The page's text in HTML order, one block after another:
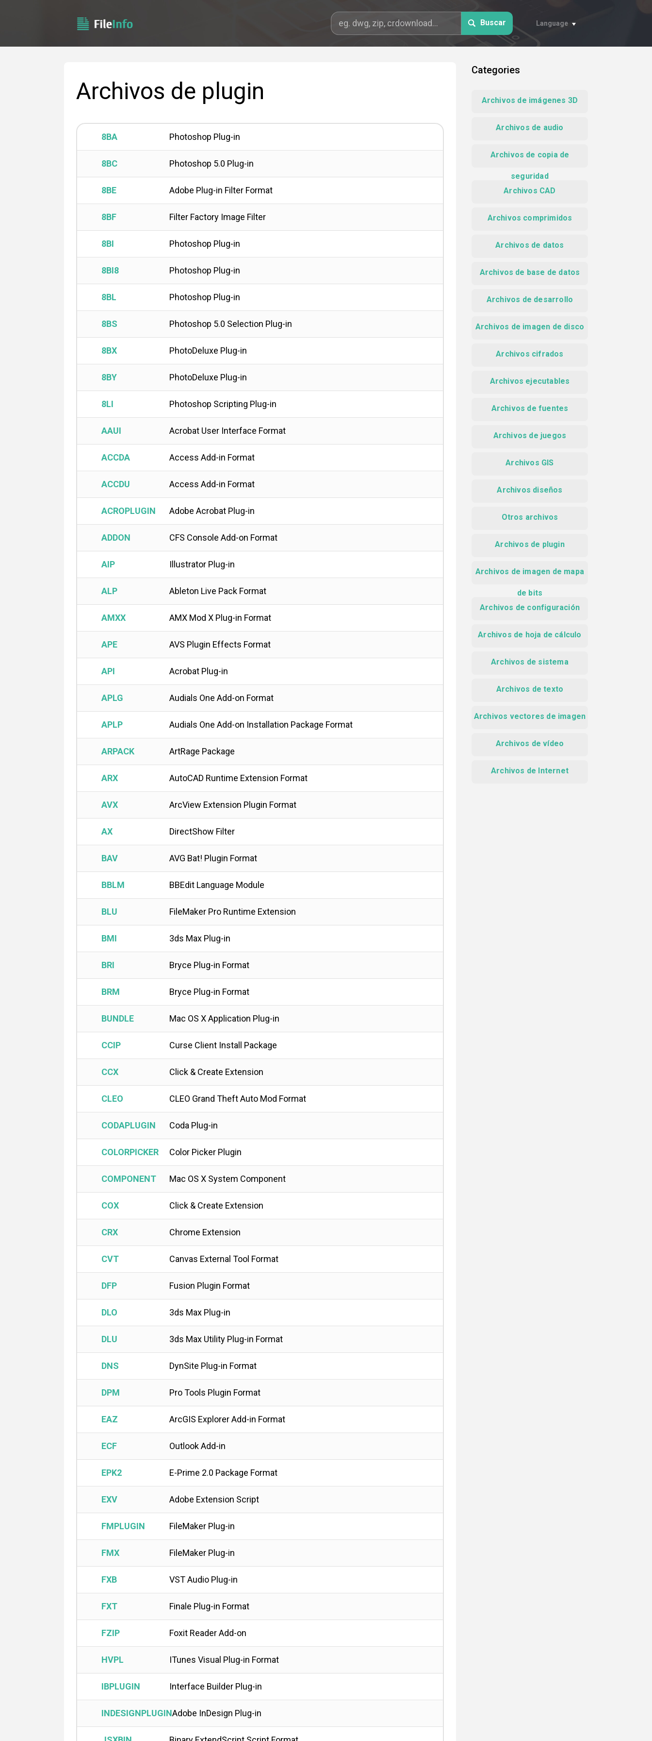
Buscar Language
Archivos de plugin
8BA Photoshop Plug-in
8BC Photoshop 5.0 Plug-in
8BE Adobe Plug-in Filter Format
8BF Filter Factory Image Filter
8BI Photoshop Plug-in
8BI8 Photoshop Plug-in
8BL Photoshop Plug-in
8BS Photoshop 5.0 Selection Plug-in
8BX PhotoDeluxe Plug-in
8BY PhotoDeluxe Plug-in
8LI Photoshop Scripting Plug-in
AAUI Acrobat User Interface Format
ACCDA Access Add-in Format
ACCDU Access Add-in Format
ACROPLUGIN Adobe Acrobat Plug-in
ADDON CFS Console Add-on Format
AIP Illustrator Plug-in
ALP Ableton Live Pack Format
AMXX AMX Mod X Plug-in Format
APE AVS Plugin Effects Format
API Acrobat Plug-in
APLG Audials One Add-on Format
APLP Audials One Add-on Installation Package Format
ARPACK ArtRage Package
ARX AutoCAD Runtime Extension Format
AVX ArcView Extension Plugin Format
AX DirectShow Filter
BAV AVG Bat! Plugin Format
BBLM BBEdit Language Module
BLU FileMaker Pro Runtime Extension
BMI 3ds Max Plug-in
BRI Bryce Plug-in Format
BRM Bryce Plug-in Format
BUNDLE Mac OS X Application Plug-in
CCIP Curse Client Install Package
CCX Click & Create Extension
CLEO CLEO Grand Theft Auto Mod Format
CODAPLUGIN Coda Plug-in
COLORPICKER Color Picker Plugin
COMPONENT Mac OS X System Component
COX Click & Create Extension
CRX Chrome Extension
CVT Canvas External Tool Format
DFP Fusion Plugin Format
DLO 3ds Max Plug-in
DLU 3ds Max Utility Plug-in Format
DNS DynSite Plug-in Format
DPM Pro Tools Plugin Format
EAZ ArcGIS Explorer Add-in Format
ECF Outlook Add-in
EPK2 E-Prime 2.0 Package Format
EXV Adobe Extension Script
FMPLUGIN FileMaker Plug-in
FMX FileMaker Plug-in
FXB VST Audio Plug-in
FXT Finale Plug-in Format
FZIP Foxit Reader Add-on
HVPL ITunes Visual Plug-in Format
IBPLUGIN Interface Builder Plug-in
INDESIGNPLUGINAdobe InDesign Plug-in
Categories
Archivos de imágenes 3D
Archivos de audio
Archivos de copia de
seguridad
Archivos CAD
Archivos comprimidos
Archivos de datos
Archivos de base de datos
Archivos de desarrollo
Archivos de imagen de disco
Archivos cifrados
Archivos ejecutables
Archivos de fuentes
Archivos de juegos
Archivos GIS
Archivos diseños
Otros archivos
Archivos de plugin
Archivos de imagen de mapa
de bits
Archivos de configuración
Archivos de hoja de cálculo
Archivos de sistema
Archivos de texto
Archivos vectores de imagen
Archivos de vídeo
Archivos de Internet